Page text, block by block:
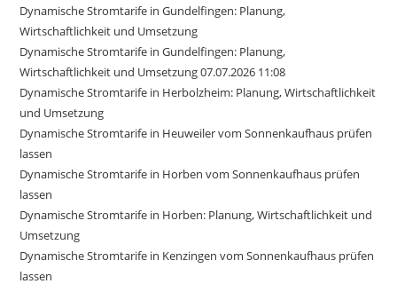
Dynamische Stromtarife in Gundelfingen: Planung,
Wirtschaftlichkeit und Umsetzung
Dynamische Stromtarife in Gundelfingen: Planung,
Wirtschaftlichkeit und Umsetzung 07.07.2026 11:08
Dynamische Stromtarife in Herbolzheim: Planung, Wirtschaftlichkeit
und Umsetzung
Dynamische Stromtarife in Heuweiler vom Sonnenkaufhaus prüfen
lassen
Dynamische Stromtarife in Horben vom Sonnenkaufhaus prüfen
lassen
Dynamische Stromtarife in Horben: Planung, Wirtschaftlichkeit und
Umsetzung
Dynamische Stromtarife in Kenzingen vom Sonnenkaufhaus prüfen
lassen